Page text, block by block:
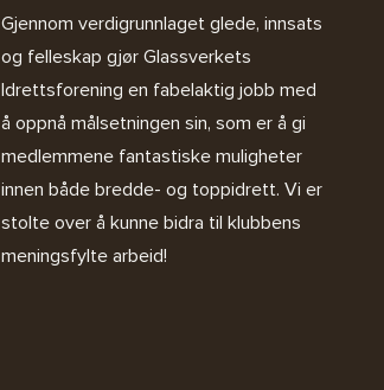
Gjennom verdigrunnlaget glede, innsats
og felleskap gjør Glassverkets
Idrettsforening en fabelaktig jobb med
å oppnå målsetningen sin, som er å gi
medlemmene fantastiske muligheter
innen både bredde- og toppidrett. Vi er
stolte over å kunne bidra til klubbens
meningsfylte arbeid!